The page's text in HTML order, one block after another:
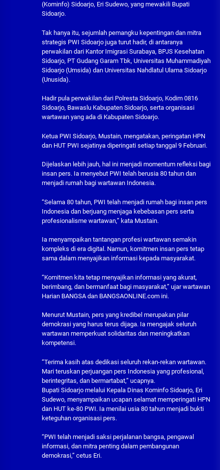
(Kominfo) Sidoarjo, Eri Sudewo, yang mewakili Bupati
Sidoarjo.
Tak hanya itu, sejumlah pemangku kepentingan dan mitra
strategis PWI Sidoarjo juga turut hadir, di antaranya
perwakilan dari Kantor Imigrasi Surabaya, BPJS Kesehatan
Sidoarjo, PT Gudang Garam Tbk, Universitas Muhammadiyah
Sidoarjo (Umsida) dan Universitas Nahdlatul Ulama Sidoarjo
(Unusida).
Hadir pula perwakilan dari Polresta Sidoarjo, Kodim 0816
Sidoarjo, Bawaslu Kabupaten Sidoarjo, serta organisasi
wartawan yang ada di Kabupaten Sidoarjo.
Ketua PWI Sidoarjo, Mustain, mengatakan, peringatan HPN
dan HUT PWI sejatinya diperingati setiap tanggal 9 Februari.
Dijelaskan lebih jauh, hal ini menjadi momentum refleksi bagi
insan pers. Ia menyebut PWI telah berusia 80 tahun dan
menjadi rumah bagi wartawan Indonesia.
“Selama 80 tahun, PWI telah menjadi rumah bagi insan pers
Indonesia dan berjuang menjaga kebebasan pers serta
profesionalisme wartawan,” kata Mustain.
Ia menyampaikan tantangan profesi wartawan semakin
kompleks di era digital. Namun, komitmen insan pers tetap
sama dalam menyajikan informasi kepada masyarakat.
“Komitmen kita tetap menyajikan informasi yang akurat,
berimbang, dan bermanfaat bagi masyarakat,” ujar wartawan
Harian BANGSA dan BANGSAONLINE.com ini.
Menurut Mustain, pers yang kredibel merupakan pilar
demokrasi yang harus terus dijaga. Ia mengajak seluruh
wartawan memperkuat solidaritas dan meningkatkan
kompetensi.
“Terima kasih atas dedikasi seluruh rekan-rekan wartawan.
Mari teruskan perjuangan pers Indonesia yang profesional,
berintegritas, dan bermartabat,” ucapnya.
Bupati Sidoarjo melalui Kepala Dinas Kominfo Sidoarjo, Eri
Sudewo, menyampaikan ucapan selamat memperingati HPN
dan HUT ke-80 PWI. Ia menilai usia 80 tahun menjadi bukti
keteguhan organisasi pers.
“PWI telah menjadi saksi perjalanan bangsa, pengawal
informasi, dan mitra penting dalam pembangunan
demokrasi,” cetus Eri.